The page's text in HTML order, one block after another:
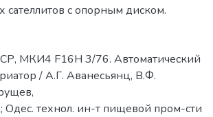
сателлитов с опорным диском.
МКИ4 F16H 3/76. Автоматический
/ А.Г. Аванесьянц, В.Ф.
Одес. технол. ин-т пищевой пром-сти